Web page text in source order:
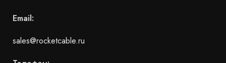
Email:
sales@rocketcable.ru